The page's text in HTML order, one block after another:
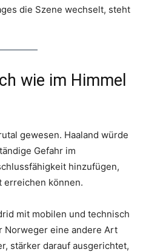
die Szene wechselt, steht
wie im Himmel
gewesen. Haaland würde
Gefahr im
hinzufügen,
erreichen können.
mit mobilen und technisch
Norweger eine andere Art
stärker darauf ausgerichtet,